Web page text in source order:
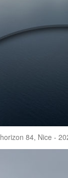
horizon 84, Nice -